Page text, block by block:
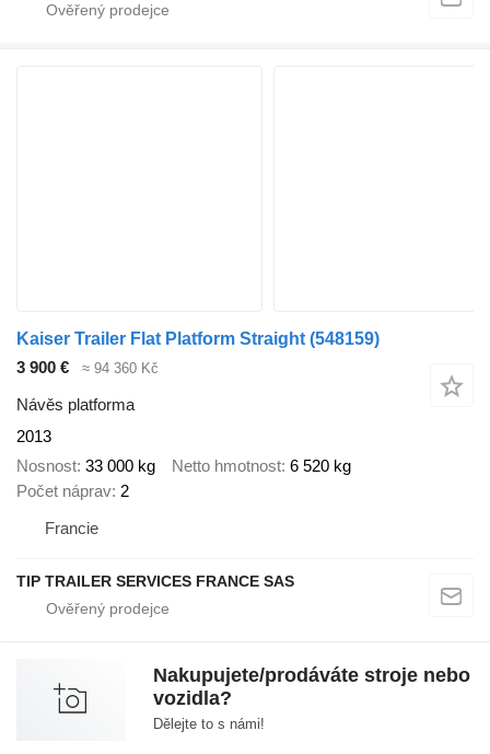
Kaiser Trailer Flat Platform Straight (548159)
3 900 €
≈ 94 360 Kč
Návěs platforma
2013
Nosnost 33 000 kg Netto hmotnost 6 520 kg
Počet náprav 2
Francie
TIP TRAILER SERVICES FRANCE SAS
Nakupujete/prodáváte stroje nebo
vozidla?
Dělejte to s námi!